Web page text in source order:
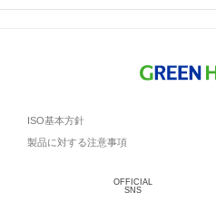
ISO基本方針
製品に対する注意事項
OFFICIAL
SNS